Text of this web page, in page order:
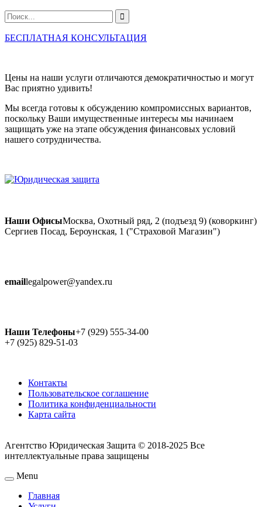
БЕСПЛАТНАЯ КОНСУЛЬТАЦИЯ
Цены на наши услуги отличаются демократичностью и могут
Вас приятно удивить!
Мы всегда готовы к обсуждению компромиссных вариантов,
поскольку Ваши имущественные интересы мы начинаем
защищать уже на этапе обсуждения финансовых условий
нашего сотрудничества.
Наши ОфисыМосква, Охотный ряд, 2 (подъезд 9) (коворкинг)
Сергиев Посад, Бероунская, 1 ("Страховой Магазин")
emaillegalpower@yandex.ru
Наши Телефоны+7 (929) 555-34-00
+7 (925) 829-51-03
Контакты
Пользовательское соглашение
Политика конфиденциальности
Карта сайта
Агентство Юридическая Защита © 2018-2025 Все
интеллектуальные права защищены
Menu
Главная